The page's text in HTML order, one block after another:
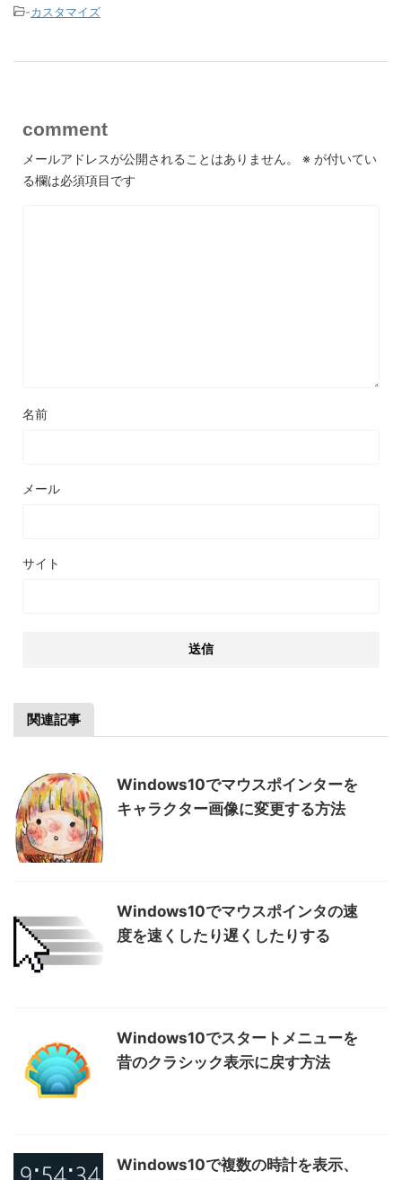
-カスタマイズ
comment
メールアドレスが公開されることはありません。 ※ が付いてい
る欄は必須項目です
名前
メール
サイト
関連記事
Windows10でマウスポインターを
キャラクター画像に変更する方法
Windows10でマウスポインタの速
度を速くしたり遅くしたりする
Windows10でスタートメニューを
昔のクラシック表示に戻す方法
Windows10で複数の時計を表示、